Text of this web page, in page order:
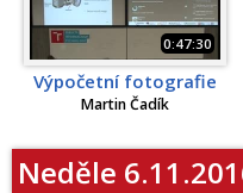
0:47:30
Výpočetní fotografie
Martin Čadík
Neděle